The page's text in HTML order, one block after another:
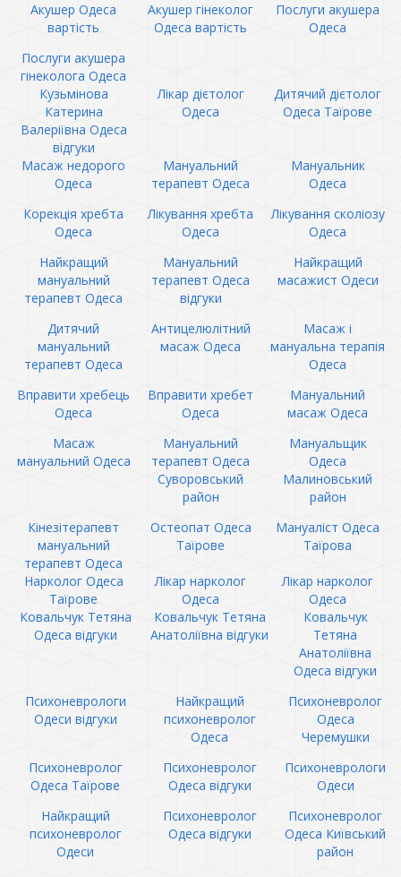
Акушер Одеса
вартість
Акушер гінеколог
Одеса вартість
Послуги акушера
Одеса
Послуги акушера
гінеколога Одеса
Кузьмінова
Катерина
Валеріївна Одеса
відгуки
Лікар дієтолог
Одеса
Дитячий дієтолог
Одеса Таїрове
Масаж недорого
Одеса
Мануальний
терапевт Одеса
Мануальник
Одеса
Корекція хребта
Одеса
Лікування хребта
Одеса
Лікування сколіозу
Одеса
Найкращий
мануальний
терапевт Одеса
Мануальний
терапевт Одеса
відгуки
Найкращий
масажист Одеси
Дитячий
мануальний
терапевт Одеса
Антицелюлітний
масаж Одеса
Масаж і
мануальна терапія
Одеса
Вправити хребець
Одеса
Вправити хребет
Одеса
Мануальний
масаж Одеса
Масаж
мануальний Одеса
Мануальний
терапевт Одеса
Суворовський
район
Мануальщик
Одеса
Малиновський
район
Кінезітерапевт
мануальний
терапевт Одеса
Остеопат Одеса
Таїрове
Мануаліст Одеса
Таїрова
Нарколог Одеса
Таїрове
Лікар нарколог
Одеса
Лікар нарколог
Одеса
Ковальчук Тетяна
Одеса відгуки
Ковальчук Тетяна
Анатоліївна відгуки
Ковальчук
Тетяна
Анатоліївна
Одеса відгуки
Психоневрологи
Одеси відгуки
Найкращий
психоневролог
Одеса
Психоневролог
Одеса
Черемушки
Психоневролог
Одеса Таїрове
Психоневролог
Одеса відгуки
Психоневрологи
Одеси
Найкращий
психоневролог
Одеси
Психоневролог
Одеса відгуки
Психоневролог
Одеса Київський
район